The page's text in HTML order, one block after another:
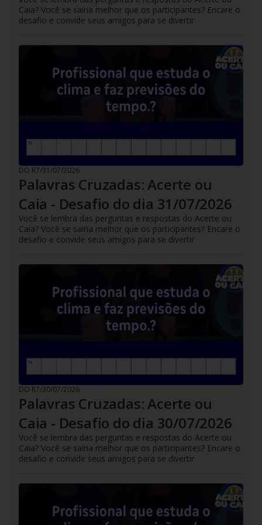
Caia? Você se sairia melhor que os participantes? Encare o
desafio e convide seus amigos para se divertir
DO R7/31/07/2026
Palavras Cruzadas: Acerte ou
Caia - Desafio do dia 31/07/2026
Você se lembra das perguntas e respostas do Acerte ou
Caia? Você se sairia melhor que os participantes? Encare o
desafio e convide seus amigos para se divertir
DO R7/30/07/2026
Palavras Cruzadas: Acerte ou
Caia - Desafio do dia 30/07/2026
Você se lembra das perguntas e respostas do Acerte ou
Caia? Você se sairia melhor que os participantes? Encare o
desafio e convide seus amigos para se divertir